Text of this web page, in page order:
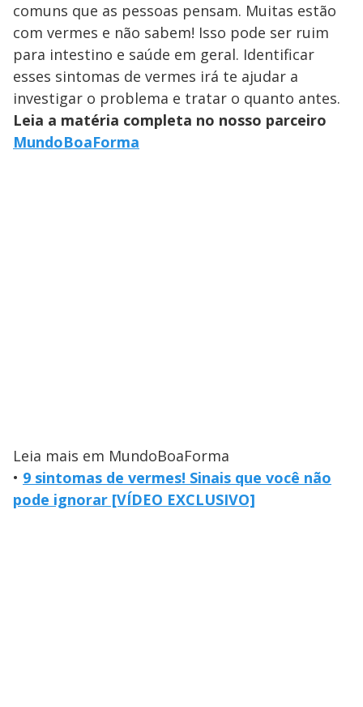
comuns que as pessoas pensam. Muitas estão
com vermes e não sabem! Isso pode ser ruim
para intestino e saúde em geral. Identificar
esses sintomas de vermes irá te ajudar a
investigar o problema e tratar o quanto antes.
Leia a matéria completa no nosso parceiro
MundoBoaForma
Leia mais em MundoBoaForma
• 9 sintomas de vermes! Sinais que você não
pode ignorar [VÍDEO EXCLUSIVO]